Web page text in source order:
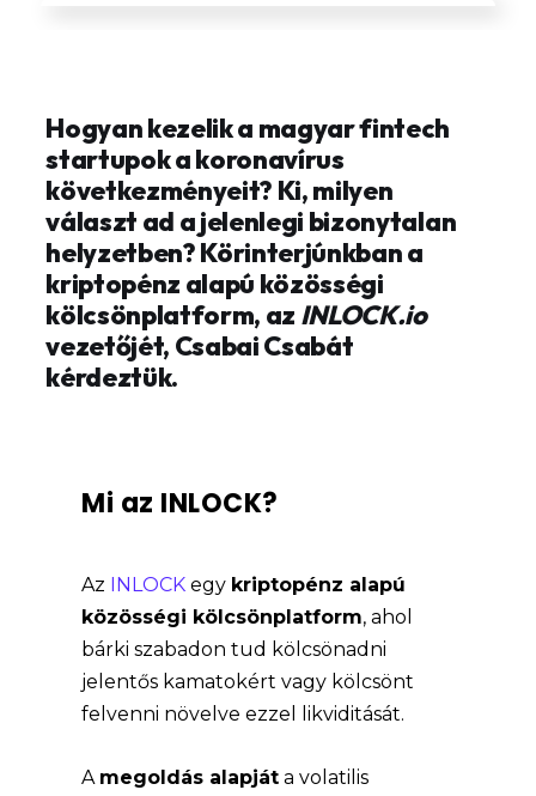
Hogyan kezelik a magyar fintech
startupok a koronavírus
következményeit? Ki, milyen
választ ad a jelenlegi bizonytalan
helyzetben? Körinterjúnkban a
kriptopénz alapú közösségi
kölcsönplatform, az INLOCK.io
vezetőjét, Csabai Csabát
kérdeztük.
Mi az INLOCK?
Az INLOCK egy kriptopénz alapú
közösségi kölcsönplatform, ahol
bárki szabadon tud kölcsönadni
jelentős kamatokért vagy kölcsönt
felvenni növelve ezzel likviditását.
A megoldás alapját a volatilis